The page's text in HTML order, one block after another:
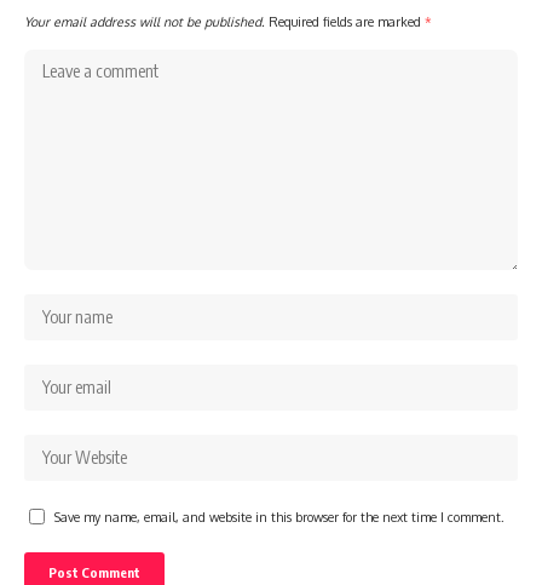
Your email address will not be published. Required fields are marked *
Save my name, email, and website in this browser for the next time I comment.